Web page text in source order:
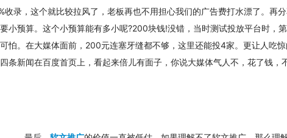
收录，这个就比较拉风了，老板再也不用担心我们的广告费打水漂了。再
小预算。这个小预算能有多小呢?200块钱!没错，当时测试投放平台时，
怕。在大媒体面前，200元连塞牙缝都不够，这里还能投4家。更让人吃
条新闻在百度首页上，看起来倍儿有面子，你说大媒体气人不，花了钱，